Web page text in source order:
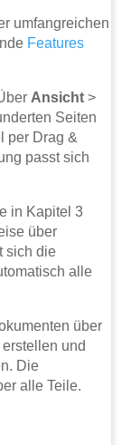
umfangreichen
Features
Ansicht >
Seiten
per Drag &
passt sich
in Kapitel 3
über
sich die
alle
über
und
Die
alle Teile.